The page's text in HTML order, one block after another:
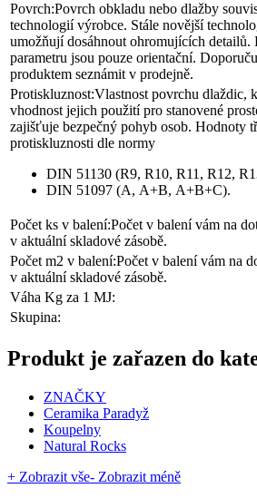
Povrch:Povrch obkladu nebo dlažby
technologií výrobce. Stále novější
umožňují dosáhnout ohromujících detailů.
parametru jsou pouze orientační.
produktem seznámit v prodejně.
Protiskluznost:Vlastnost povrchu dlaždic,
vhodnost jejich použití pro stanovené
zajišťuje bezpečný pohyb osob. Hodnoty
protiskluznosti dle normy
DIN 51130 (R9, R10, R11, R12,
DIN 51097 (A, A+B, A+B+C).
Počet ks v balení:Počet v balení vám na
v aktuální skladové zásobě.
Počet m2 v balení:Počet v balení vám na
v aktuální skladové zásobě.
Váha Kg za 1 MJ:
Skupina:
Produkt je zařazen do
ZNAČKY
Ceramika Paradyž
Koupelny
Natural Rocks
+ Zobrazit vše- Zobrazit méně